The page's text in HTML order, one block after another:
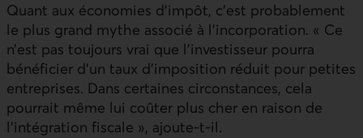
Quant aux économies d’impôt, c’est probablement
le plus grand mythe associé à l’incorporation. « Ce
n’est pas toujours vrai que l’investisseur pourra
bénéficier d’un taux d’imposition réduit pour petites
entreprises. Dans certaines circonstances, cela
pourrait même lui coûter plus cher en raison de
l’intégration fiscale », ajoute-t-il.